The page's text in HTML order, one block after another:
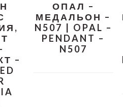
–
ОПАЛ –
МЕДАЛЬОН –
N507 | OPAL –
PENDANT –
N507